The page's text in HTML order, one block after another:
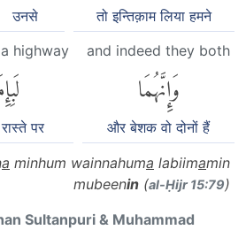
तो इन्तिक़ाम लिया हमने
उनसे
and indeed they both
وَإِنَّهُمَا
और बेशक वो दोनों हैं
highway
पर
a minhum wainnahuma labiimamin
mubeenin (al-Ḥijr 15:79)
Sultanpuri & Muhammad